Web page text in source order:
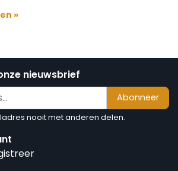
»
nieuwsbrief
Abonneer
nooit met anderen delen.